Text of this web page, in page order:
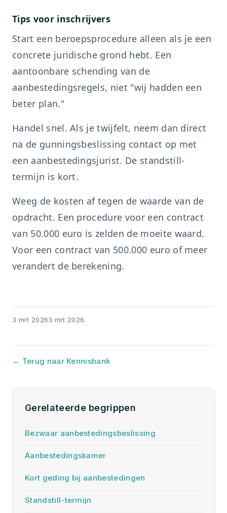
Tips voor inschrijvers
Start een beroepsprocedure alleen als je een
concrete juridische grond hebt. Een
aantoonbare schending van de
aanbestedingsregels, niet "wij hadden een
beter plan."
Handel snel. Als je twijfelt, neem dan direct
na de gunningsbeslissing contact op met
een aanbestedingsjurist. De standstill-
termijn is kort.
Weeg de kosten af tegen de waarde van de
opdracht. Een procedure voor een contract
van 50.000 euro is zelden de moeite waard.
Voor een contract van 500.000 euro of meer
verandert de berekening.
← Terug naar Kennisbank
3 mrt 20263 mrt 2026
Gerelateerde begrippen
Bezwaar aanbestedingsbeslissing
Aanbestedingskamer
Kort geding bij aanbestedingen
Standstill-termijn